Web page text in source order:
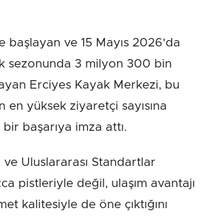
başlayan ve 15 Mayıs 2026'da
sezonunda 3 milyon 300 bin
Erciyes Kayak Merkezi, bu
en yüksek ziyaretçi sayısına
başarıya imza attı.
ve Uluslararası Standartlar
pistleriyle değil, ulaşım avantajı
kalitesiyle de öne çıktığını